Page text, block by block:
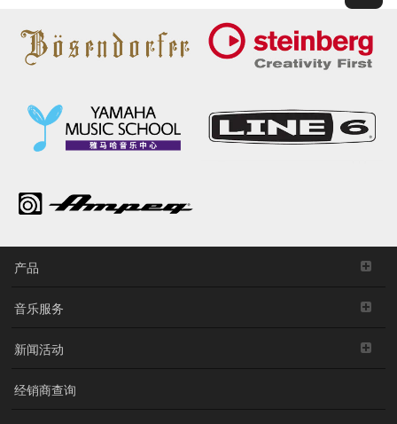
产品
音乐服务
新闻活动
经销商查询